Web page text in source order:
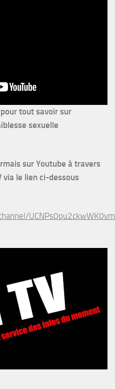
tout savoir sur
sexuelle
sur Youtube à travers
via le lien ci-dessous